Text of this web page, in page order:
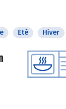
Eté Hiver